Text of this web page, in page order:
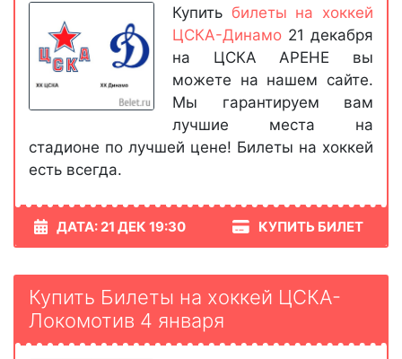
Купить билеты на хоккей
ЦСКА-Динамо 21 декабря
на ЦСКА АРЕНЕ вы
можете на нашем сайте.
Мы гарантируем вам
лучшие места на
стадионе по лучшей цене! Билеты на хоккей
есть всегда.
ДАТА: 21 ДЕК 19:30 КУПИТЬ БИЛЕТ
Купить Билеты на хоккей ЦСКА-
Локомотив 4 января